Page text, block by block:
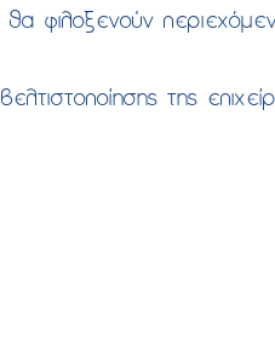
θα φιλοξενούν
της